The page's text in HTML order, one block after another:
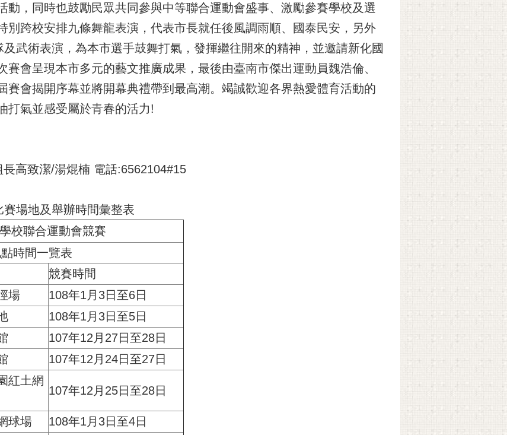
動，同時也鼓勵民眾共同參與中等聯合運動會盛事、激勵參賽學校及選
別跨校安排九條舞龍表演，代表市長就任後風調雨順、國泰民安，另外
武術表演，為本市選手鼓舞打氣，發揮繼往開來的精神，並邀請新化國
會呈現本市多元的藝文推廣成果，最後由臺南市傑出運動員魏浩倫、
賽會揭開序幕並將開幕典禮帶到最高潮。竭誠歡迎各界熱愛體育活動的
打氣並感受屬於青春的活力!
高致潔/湯焜楠 電話:6562104#15
場地及舉辦時間彙整表
校聯合運動會競賽
時間一覽表
競賽時間
場
108年1月3日至6日
108年1月3日至5日
107年12月27日至28日
107年12月24日至27日
紅土網
107年12月25日至28日
球場
108年1月3日至4日